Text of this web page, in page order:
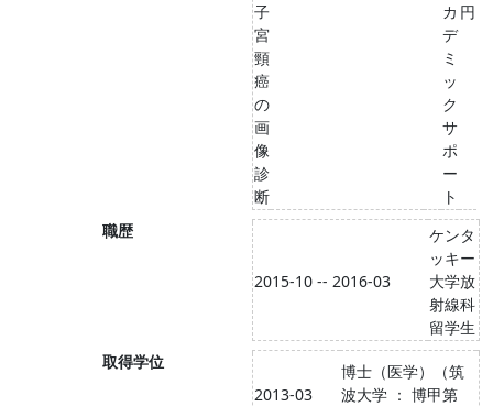
子
宮
頸
癌
の
画
像
診
断
カ
デ
ミ
ッ
ク
サ
ポ
ー
ト
円
職歴
2015-10 -- 2016-03
ケンタ
ッキー
大学放
射線科
留学生
取得学位
2013-03
博士（医学）（筑
波大学 ： 博甲第